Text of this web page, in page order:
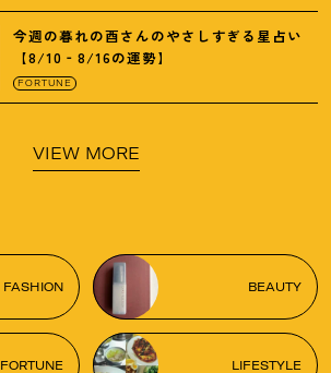
今週の暮れの酉さんのやさしすぎる星占い
【8/10‐8/16の運勢】
FORTUNE
VIEW MORE
FASHION BEAUTY
FORTUNE LIFESTYLE